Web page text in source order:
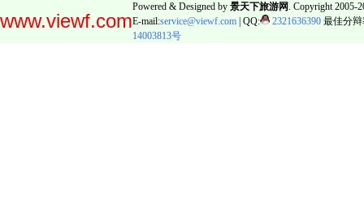
www.viewf.com
Powered & Designed by 景天下旅游网 . Copyright 2005-
E-mail:service@viewf.com | QQ: 2321636390 最佳分
14003813号